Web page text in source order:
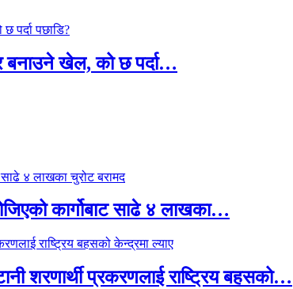
बनाउने खेल, को छ पर्दा…
कार्गोबाट साढे ४ लाखका…
शरणार्थी प्रकरणलाई राष्ट्रिय बहसको…